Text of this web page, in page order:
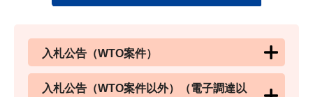
入札公告（WTO案件）
入札公告（WTO案件以外）（電子調達以